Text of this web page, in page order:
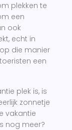
plekken te
een
ook
echt in
die manier
een
plek is, is
zonnetje
vakantie
nog meer?